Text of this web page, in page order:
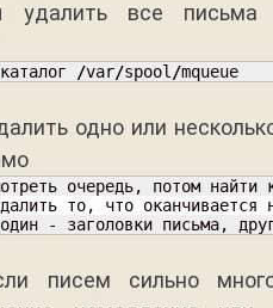
удалить все письма
/var/spool /mqueue
одно или
очередь, потом
то, что
- заголовки письма,
писем сильно